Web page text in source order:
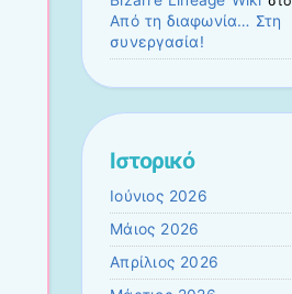
Από τη διαφωνία… Στη
συνεργασία!
Ιστορικό
Ιούνιος 2026
Μάιος 2026
Απρίλιος 2026